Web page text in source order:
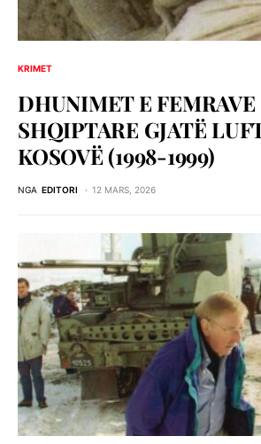
KRIMET
DHUNIMET E FEMRAVE
SHQIPTARE GJATË
KOSOVË (1998-1999)
NGA EDITORI 12 MARS, 2026